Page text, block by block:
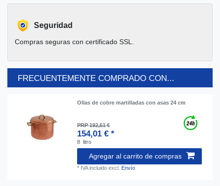
Seguridad
Compras seguras con certificado SSL.
FRECUENTEMENTE COMPRADO CON...
Ollas de cobre martilladas con asas 24 cm
PRP 192,51 €
154,01 € *
8 litro
Agregar al carrito de compras
* IVA incluido excl. Envío